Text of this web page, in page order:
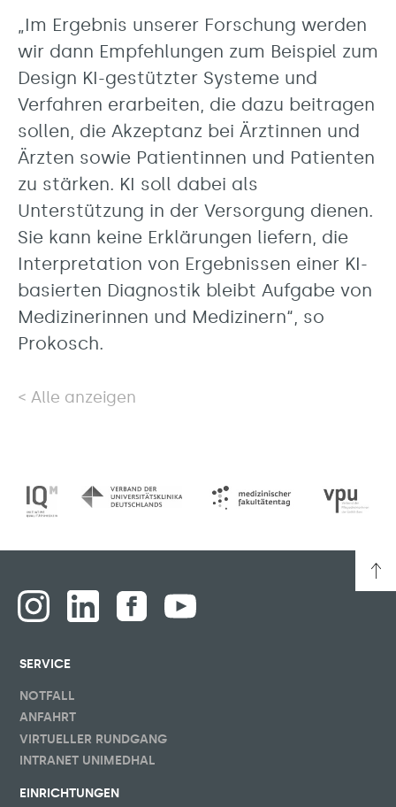
„Im Ergebnis unserer Forschung werden
wir dann Empfehlungen zum Beispiel zum
Design KI-gestützter Systeme und
Verfahren erarbeiten, die dazu beitragen
sollen, die Akzeptanz bei Ärztinnen und
Ärzten sowie Patientinnen und Patienten
zu stärken. KI soll dabei als
Unterstützung in der Versorgung dienen.
Sie kann keine Erklärungen liefern, die
Interpretation von Ergebnissen einer KI-
basierten Diagnostik bleibt Aufgabe von
Medizinerinnen und Medizinern“, so
Prokosch.
Alle anzeigen
SERVICE
NOTFALL
ANFAHRT
VIRTUELLER RUNDGANG
INTRANET UNIMEDHAL
EINRICHTUNGEN